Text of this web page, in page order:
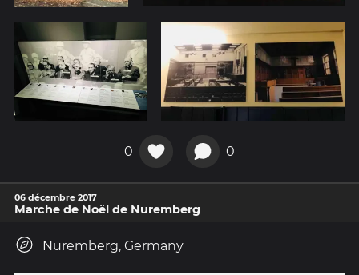
0 0
06 décembre 2017
Marche de Noël de Nuremberg
Nuremberg, Germany